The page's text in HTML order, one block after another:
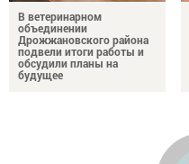
В ветеринарном
объединении
Дрожжановского района
подвели итоги работы и
обсудили планы на
будущее